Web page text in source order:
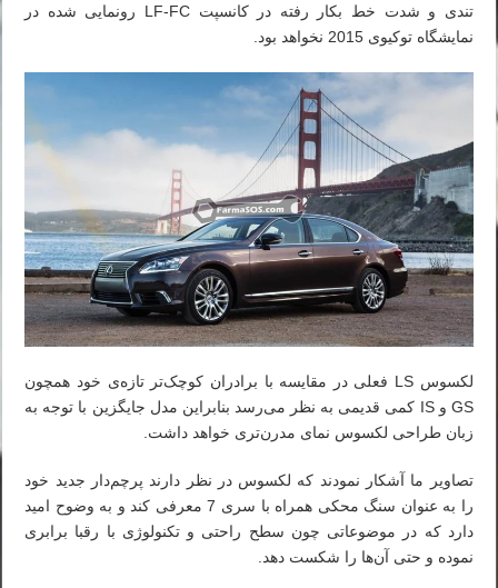
تندی و شدت خط بکار رفته در کانسپت LF-FC رونمایی شده در
نمایشگاه توکیوی 2015 نخواهد بود.
لکسوس LS فعلی در مقایسه با برادران کوچک‌تر تازه‌ی خود همچون
GS و IS کمی قدیمی به نظر می‌رسد بنابراین مدل جایگزین با توجه به
زبان طراحی لکسوس نمای مدرن‌تری خواهد داشت.
تصاویر ما آشکار نمودند که لکسوس در نظر دارند پرچم‌دار جدید خود
را به عنوان سنگ محکی همراه با سری 7 معرفی کند و به وضوح امید
دارد که در موضوعاتی چون سطح راحتی و تکنولوژی با رقبا برابری
نموده و حتی آن‌ها را شکست دهد.